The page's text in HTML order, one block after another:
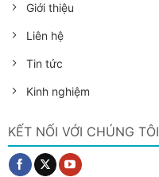
Giới thiệu
Liên hệ
Tin tức
Kinh nghiệm
KẾT NỐI VỚI CHÚNG TÔI